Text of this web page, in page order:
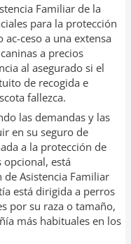
Familiar de la
para la protección
ceso a una extensa
a precios
al asegurado si el
de recogida e
fallezca.
las demandas y las
en su seguro de
a la protección de
opcional, está
Asistencia Familiar
está dirigida a perros
por su raza o tamaño,
más habituales en los